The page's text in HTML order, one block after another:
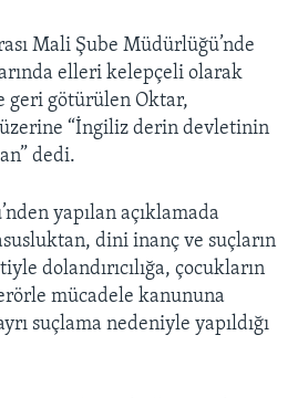
Mali Şube Müdürlüğü’nde
elleri kelepçeli olarak
geri götürülen Oktar,
“İngiliz derin devletinin
dedi.
yapılan açıklamada
dini inanç ve suçların
dolandırıcılığa, çocukların
mücadele kanununa
suçlama nedeniyle yapıldığı